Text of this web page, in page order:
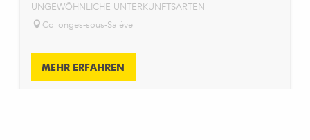
UNGEWÖHNLICHE UNTERKUNFTSARTEN
Collonges-sous-Salève
MEHR ERFAHREN